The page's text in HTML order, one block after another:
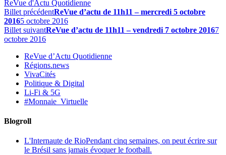
ReVue d'Actu Quotidienne
Billet précédentReVue d’actu de 11h11 – mercredi 5 octobre
20165 octobre 2016
Billet suivantReVue d’actu de 11h11 – vendredi 7 octobre 20167
octobre 2016
ReVue d’Actu Quotidienne
Régions.news
VivaCités
Politique & Digital
Li-Fi & 5G
#Monnaie_Virtuelle
Blogroll
L'Internaute de RioPendant cinq semaines, on peut écrire sur
le Brésil sans jamais évoquer le football.